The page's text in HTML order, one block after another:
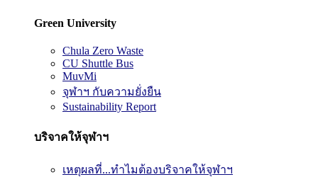
Green University
Chula Zero Waste
CU Shuttle Bus
MuvMi
จุฬาฯ กับความยั่งยืน
Sustainability Report
บริจาคให้จุฬาฯ
เหตุผลที่...ทำไมต้องบริจาคให้จุฬาฯ